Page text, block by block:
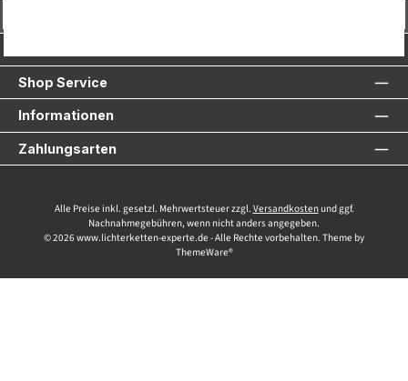
Shop Service
Informationen
Zahlungsarten
Alle Preise inkl. gesetzl. Mehrwertsteuer zzgl. Versandkostenund ggf.
Nachnahmegebühren, wenn nicht anders angegeben.
© 2026 www.lichterketten-experte.de - Alle Rechte vorbehalten. Theme by
ThemeWare®